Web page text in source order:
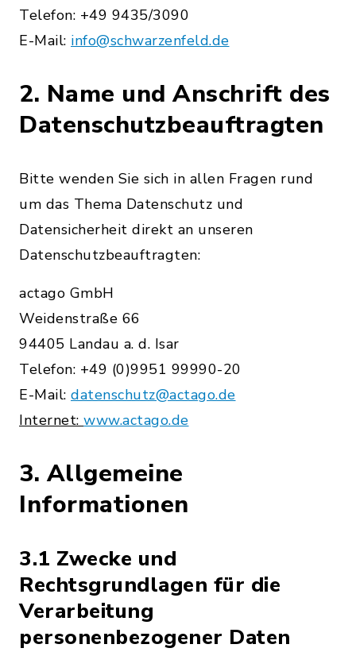
Telefon: +49 9435/3090
E-Mail: info@schwarzenfeld.de
2. Name und Anschrift des
Datenschutzbeauftragten
Bitte wenden Sie sich in allen Fragen rund
um das Thema Datenschutz und
Datensicherheit direkt an unseren
Datenschutzbeauftragten:
actago GmbH
Weidenstraße 66
94405 Landau a. d. Isar
Telefon: +49 (0)9951 99990-20
E-Mail: datenschutz@actago.de
Internet: www.actago.de
3. Allgemeine
Informationen
3.1 Zwecke und
Rechtsgrundlagen für die
Verarbeitung
personenbezogener Daten